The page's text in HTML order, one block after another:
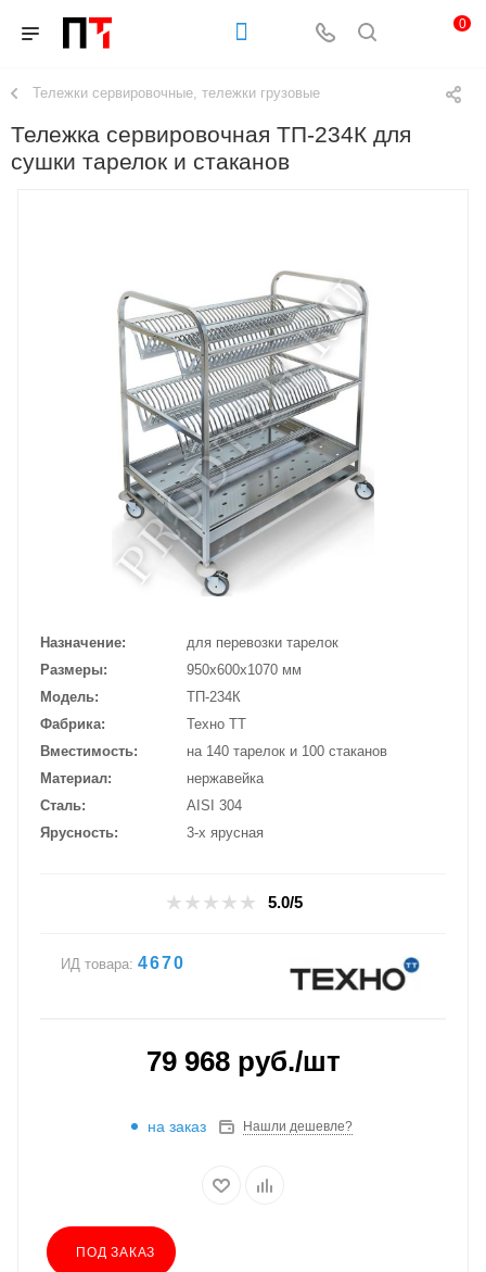
0
Тележки сервировочные, тележки грузовые
Тележка сервировочная ТП-234К для
сушки тарелок и стаканов
Назначение
для перевозки тарелок
Размеры
950х600х1070 мм
Модель
ТП-234К
Фабрика
Техно ТТ
Вместимость
на 140 тарелок и 100 стаканов
Материал
нержавейка
Сталь
AISI 304
Ярусность
3-х ярусная
5.0/5
ИД товара: 4670
79 968руб./шт
на заказ Нашли дешевле?
ПОД ЗАКАЗ